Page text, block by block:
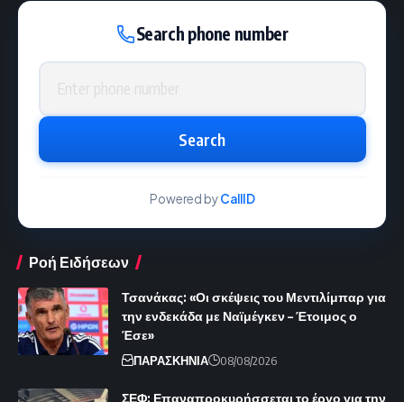
Search phone number
Phone number
Search
Powered byCallID
Ροή Ειδήσεων
Τσανάκας: «Οι σκέψεις του Μεντιλίμπαρ για
την ενδεκάδα με Ναϊμέγκεν – Έτοιμος ο
Έσε»
ΠΑΡΑΣΚΗΝΙΑ 08/08/2026
ΣΕΦ: Επαναπροκυρήσσεται το έργο για την